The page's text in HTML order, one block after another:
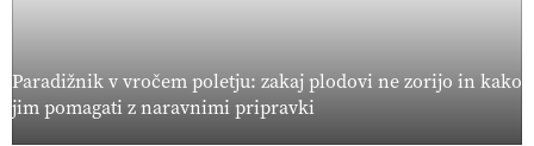
Paradižnik v vročem poletju: zakaj plodovi ne zorijo in kako
jim pomagati z naravnimi pripravki